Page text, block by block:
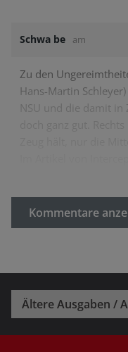
Schwa be am
Zu den
Hans-Martin
NSU und die damit
Kommentare
Ältere Ausgaben /